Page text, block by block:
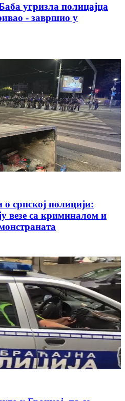
угризла полицајца
- завршио у
о српској полицији:
везе са криминалом и